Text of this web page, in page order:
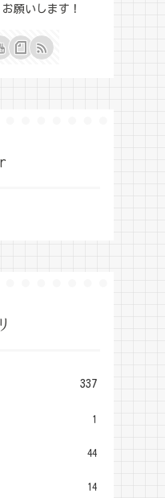
願いします！
337
1
44
14